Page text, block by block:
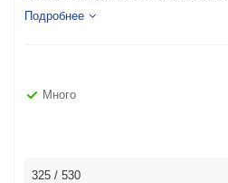
Подробнее
Много
325 / 530